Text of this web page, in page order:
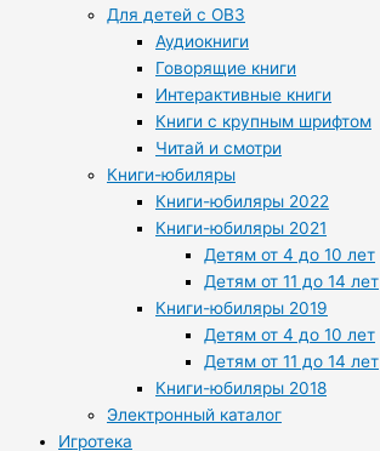
Для детей с ОВЗ
Аудиокниги
Говорящие книги
Интерактивные книги
Книги с крупным шрифтом
Читай и смотри
Книги-юбиляры
Книги-юбиляры 2022
Книги-юбиляры 2021
Детям от 4 до 10 лет
Детям от 11 до 14 лет
Книги-юбиляры 2019
Детям от 4 до 10 лет
Детям от 11 до 14 лет
Книги-юбиляры 2018
Электронный каталог
Игротека